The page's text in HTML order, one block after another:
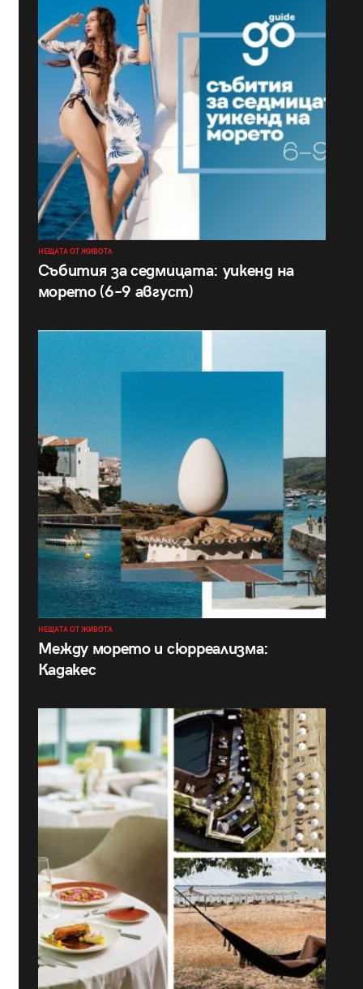
НЕЩАТА ОТ ЖИВОТА
Събития за седмицата: уикенд на
морето (6–9 август)
НЕЩАТА ОТ ЖИВОТА
Между морето и сюрреализма:
Кадакес